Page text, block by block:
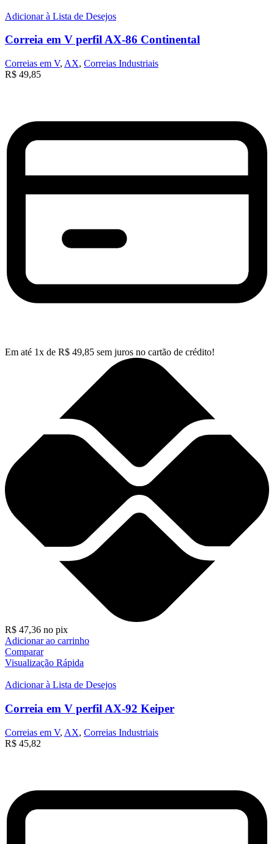
Adicionar à Lista de Desejos
Correia em V perfil AX-86 Continental
Correias em V, AX, Correias Industriais
R$ 49,85
Em até 1x de R$ 49,85 sem juros no cartão de crédito!
R$ 47,36 no pix
Adicionar ao carrinho
Comparar
Visualização Rápida
Adicionar à Lista de Desejos
Correia em V perfil AX-92 Keiper
Correias em V, AX, Correias Industriais
R$ 45,82